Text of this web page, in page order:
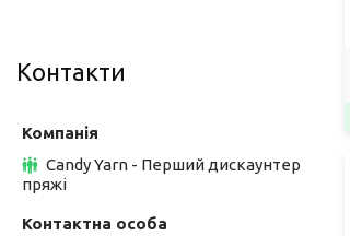
Контакти
Candy Yarn - Перший дискаунтер
пряжі